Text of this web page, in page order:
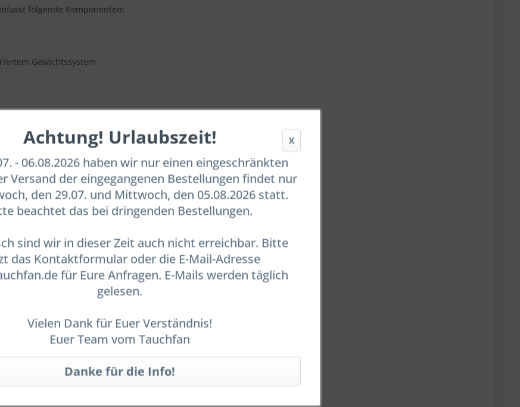
folgende Komponenten:
Gewichtssystem
X
Achtung! Urlaubszeit!
- 06.08.2026 haben wir nur einen eingeschränkten
Versand der eingegangenen Bestellungen findet nur
den 29.07. und Mittwoch, den 05.08.2026 statt.
beachtet das bei dringenden Bestellungen.
sind wir in dieser Zeit auch nicht erreichbar. Bitte
das Kontaktformular oder die E-Mail-Adresse
für Eure Anfragen. E-Mails werden täglich
gelesen.
Vielen Dank für Euer Verständnis!
Euer Team vom Tauchfan